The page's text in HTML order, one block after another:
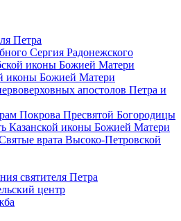
Петра
Сергия Радонежского
иконы Божией Матери
иконы Божией Матери
апостолов Петра и
Покрова Пресвятой Богородицы
Казанской иконы Божией Матери
врата Высоко-Петровской
святителя Петра
центр